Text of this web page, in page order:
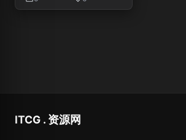
ITCG . 资源网